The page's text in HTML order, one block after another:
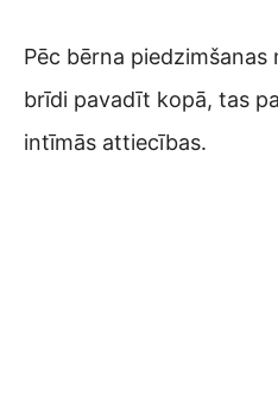
Pēc bērna piedzimšanas
brīdi pavadīt kopā, tas
intīmās attiecības.